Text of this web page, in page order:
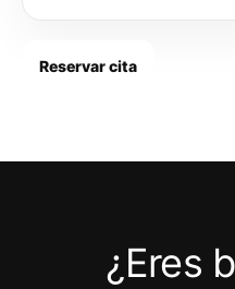
Reservar cita
¿Eres